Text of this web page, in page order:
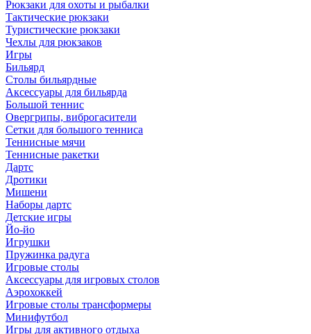
Рюкзаки для охоты и рыбалки
Тактические рюкзаки
Туристические рюкзаки
Чехлы для рюкзаков
Игры
Бильярд
Столы бильярдные
Аксессуары для бильярда
Большой теннис
Овергрипы, виброгасители
Сетки для большого тенниса
Теннисные мячи
Теннисные ракетки
Дартс
Дротики
Мишени
Наборы дартс
Детские игры
Йо-йо
Игрушки
Пружинка радуга
Игровые столы
Аксессуары для игровых столов
Аэрохоккей
Игровые столы трансформеры
Минифутбол
Игры для активного отдыха